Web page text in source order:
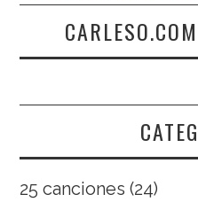
25 canciones (24)